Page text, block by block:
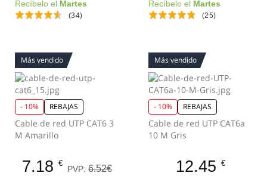
Recíbelo el Martes
(34)
Recíbelo el Martes
(25)
Más vendido
- 10% REBAJAS
Cable de red UTP CAT6 3
M Amarillo
7.18 €
PVP: 6.52€
Más vendido
- 10% REBAJAS
Cable de red UTP CAT6a
10 M Gris
12.45 €